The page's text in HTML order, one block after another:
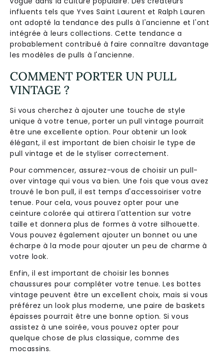
influents tels que Yves Saint Laurent et Ralph Lauren
ont adopté la tendance des pulls à l'ancienne et l'ont
intégrée à leurs collections. Cette tendance a
probablement contribué à faire connaître davantage
les modèles de pulls à l'ancienne.
COMMENT PORTER UN PULL
VINTAGE ?
Si vous cherchez à ajouter une touche de style
unique à votre tenue, porter un pull vintage pourrait
être une excellente option. Pour obtenir un look
élégant, il est important de bien choisir le type de
pull vintage et de le styliser correctement.
Pour commencer, assurez-vous de choisir un pull-
over vintage qui vous va bien. Une fois que vous avez
trouvé le bon pull, il est temps d'accessoiriser votre
tenue. Pour cela, vous pouvez opter pour une
ceinture colorée qui attirera l'attention sur votre
taille et donnera plus de formes à votre silhouette.
Vous pouvez également ajouter un bonnet ou une
écharpe à la mode pour ajouter un peu de charme à
votre look.
Enfin, il est important de choisir les bonnes
chaussures pour compléter votre tenue. Les bottes
vintage peuvent être un excellent choix, mais si vous
préférez un look plus moderne, une paire de baskets
épaisses pourrait être une bonne option. Si vous
assistez à une soirée, vous pouvez opter pour
quelque chose de plus classique, comme des
mocassins.